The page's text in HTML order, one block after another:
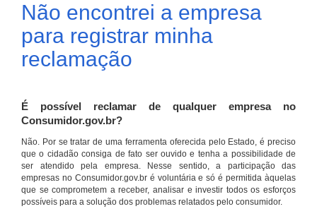
Não encontrei a empresa
para registrar minha
reclamação
É possível reclamar de qualquer empresa no
Consumidor.gov.br?
Não. Por se tratar de uma ferramenta oferecida pelo Estado, é preciso
que o cidadão consiga de fato ser ouvido e tenha a possibilidade de
ser atendido pela empresa. Nesse sentido, a participação das
empresas no Consumidor.gov.br é voluntária e só é permitida àquelas
que se comprometem a receber, analisar e investir todos os esforços
possíveis para a solução dos problemas relatados pelo consumidor.